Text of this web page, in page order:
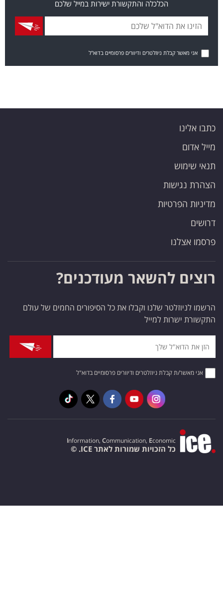
הכלכלה והתקשורת ישירות במייל שלכם
אני מאשר קבלת ניוזלטרים ודיוורים פרסומיים בדוא"ל
כתבו אלינו
מייל אדום
תנאי שימוש
הצהרת נגישות
מדיניות הפרטיות
דרושים
פרסמו אצלנו
רוצים להשאר מעודכנים?
הרשמו לניוזלטר שלנו וקבלו את כל הסיפורים החמים של עולם
התקשורת ישרות למייל
אני מאשר/ת קבלת ניוזלטרים ודיוורים פרסומיים בדוא"ל
Information, Communication, Economic
כל הזכויות שמורות לאתר ICE. ©